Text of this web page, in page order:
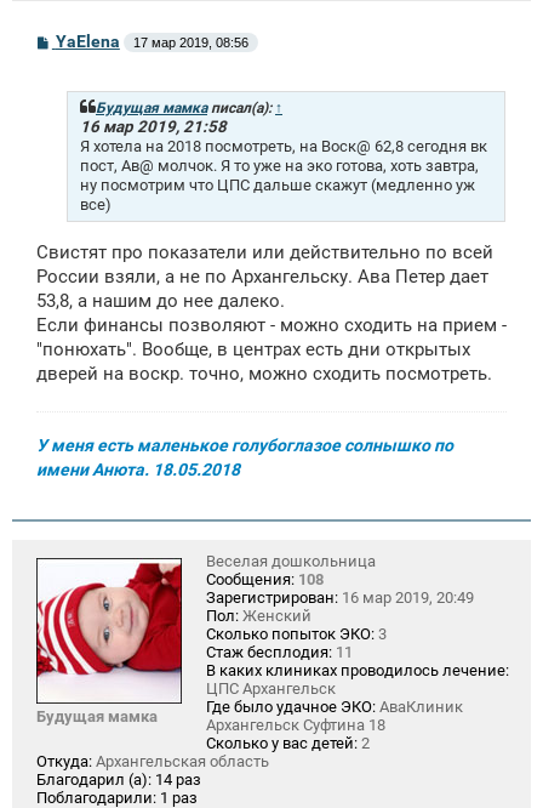
С
о
YaElena 17 мар 2019, 08:56
Будущая мамкаписал(а): ↑
16 мар 2019, 21:58
Я хотела на 2018 посмотреть, на Воск@ 62,8 сегодня вк
пост, Ав@ молчок. Я то уже на эко готова, хоть завтра,
ну посмотрим что ЦПС дальше скажут (медленно уж
все)
Свистят про показатели или действительно по всей
России взяли, а не по Архангельску. Ава Петер дает
53,8, а нашим до нее далеко.
Если финансы позволяют - можно сходить на прием -
"понюхать". Вообще, в центрах есть дни открытых
дверей на воскр. точно, можно сходить посмотреть.
У меня есть маленькое голубоглазое солнышко по
имени Анюта. 18.05.2018
Будущая мамка
Веселая дошкольница
Сообщения: 108
Зарегистрирован: 16 мар 2019, 20:49
Пол: Женский
Сколько попыток ЭКО: 3
Стаж бесплодия: 11
В каких клиниках проводилось лечение:
ЦПС Архангельск
Где было удачное ЭКО: АваКлиник
Архангельск Суфтина 18
Сколько у вас детей: 2
Откуда: Архангельская область
Благодарил (а): 14 раз
Поблагодарили: 1 раз